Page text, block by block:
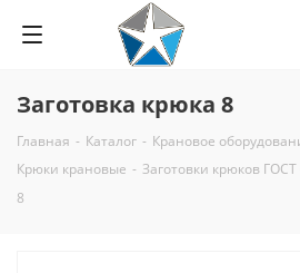
Заготовка крюка 8
Главная - Каталог - Крановое
Крюки крановые - Заготовки крюков
8